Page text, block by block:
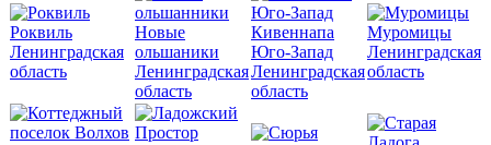
Роквиль
Ленинградская
область
Новые
ольшаники
Ленинградская
область
Кивеннапа
Юго-Запад
Ленинградская
область
Муромицы
Ленинградская
область